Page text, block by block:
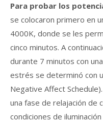
Para probar los
se colocaron primero en
4000K, donde se les
cinco minutos. A
durante 7 minutos con
estrés se determinó con
Negative Affect
una fase de relajación de
condiciones de